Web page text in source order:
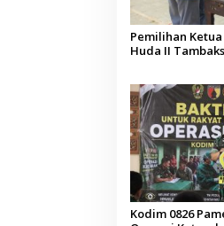
Pemilihan
Huda II
Kodim 0826